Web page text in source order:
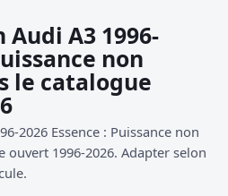
A3 1996-
non
le catalogue
2026 Essence : Puissance non
ouvert 1996-2026. Adapter selon